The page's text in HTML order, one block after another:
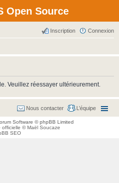
Open Source
Connexion
Inscription
Veuillez réessayer ultérieurement.
L’équipe
Nous contacter
Software © phpBB Limited
officielle ©Maël Soucaze
SEO